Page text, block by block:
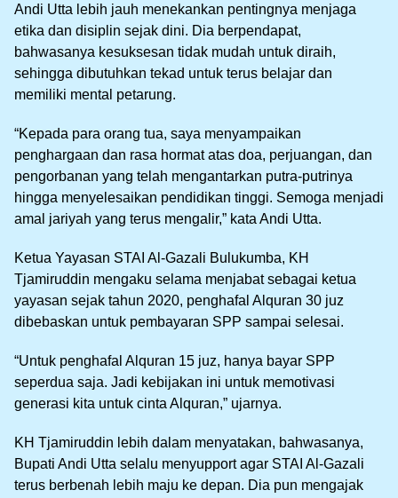
Andi Utta lebih jauh menekankan pentingnya menjaga
etika dan disiplin sejak dini. Dia berpendapat,
bahwasanya kesuksesan tidak mudah untuk diraih,
sehingga dibutuhkan tekad untuk terus belajar dan
memiliki mental petarung.
“Kepada para orang tua, saya menyampaikan
penghargaan dan rasa hormat atas doa, perjuangan, dan
pengorbanan yang telah mengantarkan putra-putrinya
hingga menyelesaikan pendidikan tinggi. Semoga menjadi
amal jariyah yang terus mengalir,” kata Andi Utta.
Ketua Yayasan STAI Al-Gazali Bulukumba, KH
Tjamiruddin mengaku selama menjabat sebagai ketua
yayasan sejak tahun 2020, penghafal Alquran 30 juz
dibebaskan untuk pembayaran SPP sampai selesai.
“Untuk penghafal Alquran 15 juz, hanya bayar SPP
seperdua saja. Jadi kebijakan ini untuk memotivasi
generasi kita untuk cinta Alquran,” ujarnya.
KH Tjamiruddin lebih dalam menyatakan, bahwasanya,
Bupati Andi Utta selalu menyupport agar STAI Al-Gazali
terus berbenah lebih maju ke depan. Dia pun mengajak